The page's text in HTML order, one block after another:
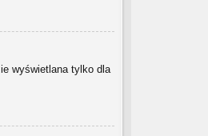
wyświetlana tylko dla